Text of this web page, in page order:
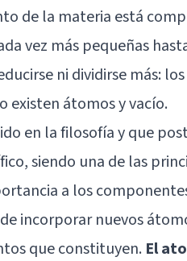
de la materia está
vez más pequeñas
ni dividirse más:
existen átomos y vacío.
en la filosofía y que
siendo una de las
a los
incorporar nuevos
que constituyen. El